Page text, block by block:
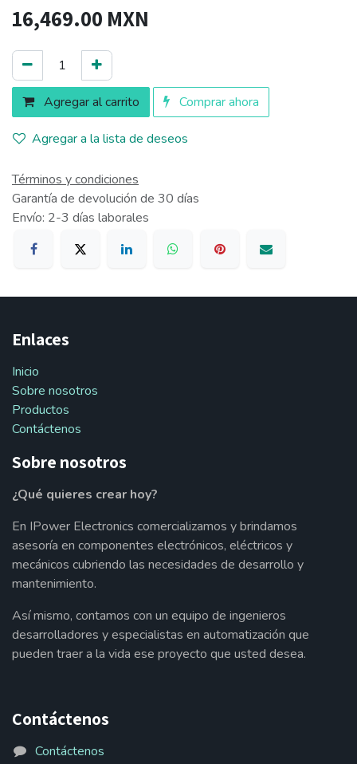
16,469.00 MXN
Agregar al carrito Comprar ahora
Agregar a la lista de deseos
Términos y condiciones
Garantía de devolución de 30 días
Envío: 2-3 días laborales
Enlaces
Inicio
Sobre nosotros
Productos
Contáctenos
Sobre nosotros
¿Qué quieres crear hoy?
En IPower Electronics comercializamos y brindamos
asesoría en componentes electrónicos, eléctricos y
mecánicos cubriendo las necesidades de desarrollo y
mantenimiento.
Así mismo, contamos con un equipo de ingenieros
desarrolladores y especialistas en automatización que
pueden traer a la vida ese proyecto que usted desea.
Contáctenos
Contáctenos